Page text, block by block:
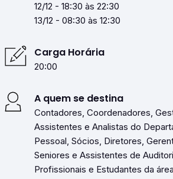
12/12 - 18:30 às 22:30
13/12 - 08:30 às 12:30
Carga Horária
20:00
A quem se destina
Contadores, Coordenadores,
Assistentes e Analistas do
Pessoal, Sócios, Diretores,
Seniores e Assistentes de
Profissionais e Estudantes da